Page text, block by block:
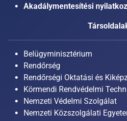
Akadálymentesítési
Belügyminisztérium
Rendőrség
Rendőrségi Oktatási és
Körmendi Rendvédelmi
Nemzeti Védelmi Szolgálat
Nemzeti Közszolgálati